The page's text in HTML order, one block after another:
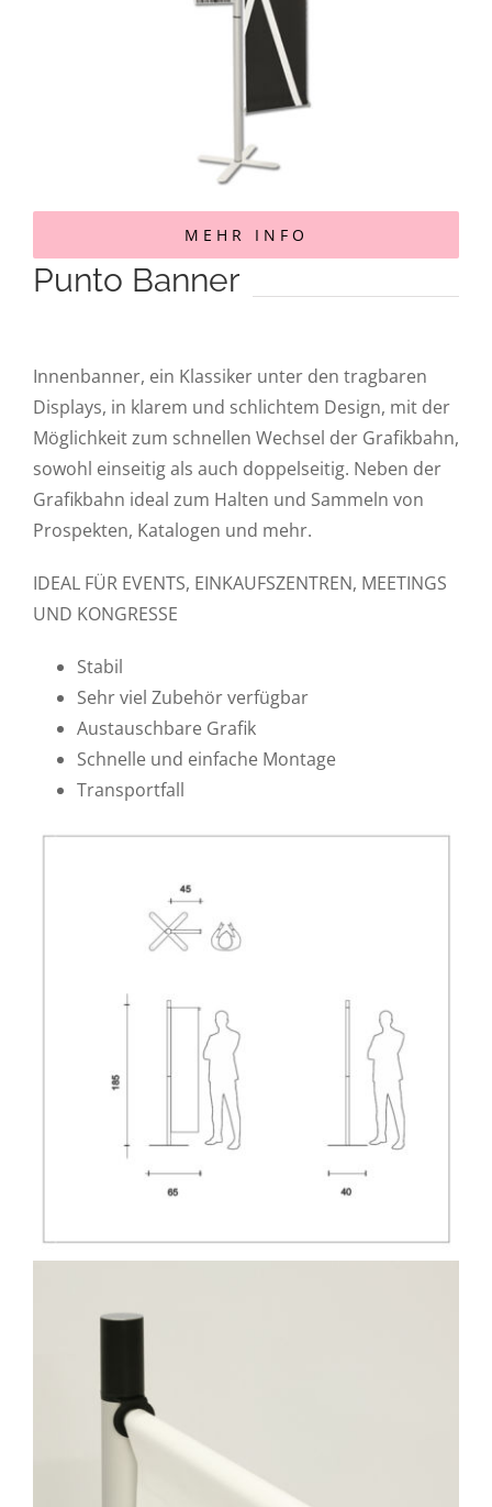
MEHR INFO
Punto Banner
Innenbanner, ein Klassiker unter den tragbaren
Displays, in klarem und schlichtem Design, mit der
Möglichkeit zum schnellen Wechsel der Grafikbahn,
sowohl einseitig als auch doppelseitig. Neben der
Grafikbahn ideal zum Halten und Sammeln von
Prospekten, Katalogen und mehr.
IDEAL FÜR EVENTS, EINKAUFSZENTREN, MEETINGS
UND KONGRESSE
Stabil
Sehr viel Zubehör verfügbar
Austauschbare Grafik
Schnelle und einfache Montage
Transportfall